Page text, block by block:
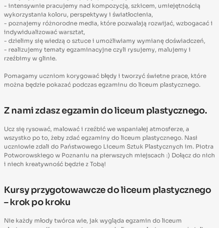
- intensywnie pracujemy nad kompozycją, szkicem, umiejętnością
wykorzystania koloru, perspektywy i światłocienia,
- poznajemy różnorodne media, które pozwalają rozwijać, wzbogacać i
indywidualizować warsztat,
- dzielimy się wiedzą o sztuce i umożliwiamy wymianę doświadczeń,
- realizujemy tematy egzaminacyjne czyli rysujemy, malujemy i
rzeźbimy w glinie.
Pomagamy uczniom korygować błędy i tworzyć świetne prace, które
można będzie pokazać podczas egzaminu do liceum plastycznego.
Z nami zdasz egzamin do liceum plastycznego.
Ucz się rysować, malować i rzeźbić we wspaniałej atmosferze, a
wszystko po to, żeby zdać egzaminy do liceum plastycznego. Nasi
uczniowie zdali do Państwowego Liceum Sztuk Plastycznych im. Piotra
Potworowskiego w Poznaniu na pierwszych miejscach :) Dołącz do nich
i niech kreatywność będzie z Tobą!
Kursy przygotowawcze do liceum plastycznego
– krok po kroku
Nie każdy młody twórca wie, jak wygląda egzamin do liceum